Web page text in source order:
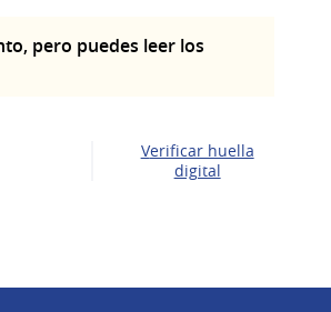
pero puedes leer los
Verificar huella
digital